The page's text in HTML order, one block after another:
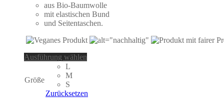
aus Bio-Baumwolle
mit elastischen Bund
und Seitentaschen.
Ausführung wählen
Varianten
Größe
L
M
S
Zurücksetzen